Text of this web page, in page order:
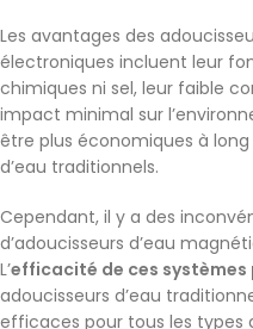
Les avantages des
électroniques incluent leur
chimiques ni sel, leur faible
impact minimal sur
être plus économiques à
d’eau traditionnels.
Cependant, il y a des
d’adoucisseurs d’eau
L’efficacité de ces
adoucisseurs d’eau
efficaces pour tous les types